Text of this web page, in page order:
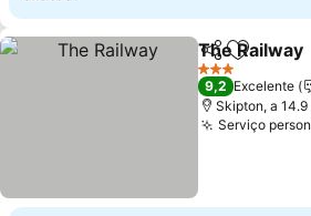
Partilhar
The Railway
3 Estrelas
9,2 Excelente
Skipton, a
Serviço